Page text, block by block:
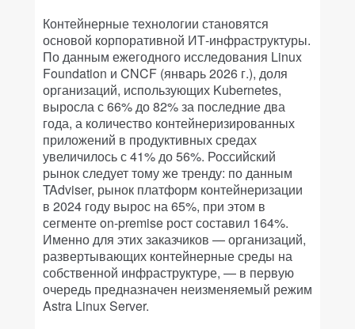
Контейнерные технологии становятся
основой корпоративной ИТ-инфраструктуры.
По данным ежегодного исследования Linux
Foundation и CNCF (январь 2026 г.), доля
организаций, использующих Kubernetes,
выросла с 66% до 82% за последние два
года, а количество контейнеризированных
приложений в продуктивных средах
увеличилось с 41% до 56%. Российский
рынок следует тому же тренду: по данным
TAdviser, рынок платформ контейнеризации
в 2024 году вырос на 65%, при этом в
сегменте on-premise рост составил 164%.
Именно для этих заказчиков — организаций,
развертывающих контейнерные среды на
собственной инфраструктуре, — в первую
очередь предназначен неизменяемый режим
Astra Linux Server.